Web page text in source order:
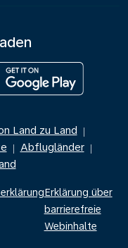
Land zu Land |
| Abflugländer |
Erklärung über
barrierefreie
Webinhalte